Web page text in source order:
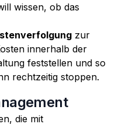
wissen, ob das
zur
innerhalb der
feststellen und so
rechtzeitig stoppen.
die mit